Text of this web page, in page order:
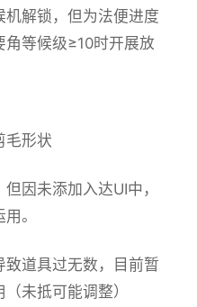
解锁，但为法便进度
等候级≥10时开展放
毛形状
因未添加入达UI中，
。
致道具过无数，目前暂
未抵可能调整）